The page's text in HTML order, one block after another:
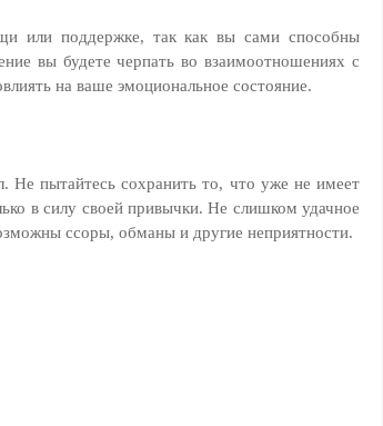
или поддержке, так как вы сами способны
вы будете черпать во взаимоотношениях с
на ваше эмоциональное состояние.
Не пытайтесь сохранить то, что уже не имеет
в силу своей привычки. Не слишком удачное
ссоры, обманы и другие неприятности.